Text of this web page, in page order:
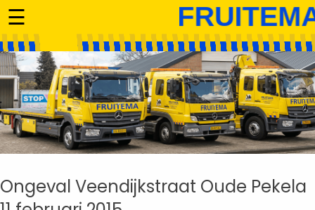
☰
Ongeval Veendijkstraat Oude Pekela